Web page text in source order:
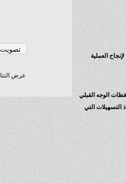
عرض
العملية
الوجه القبلي
التسهيلات التي